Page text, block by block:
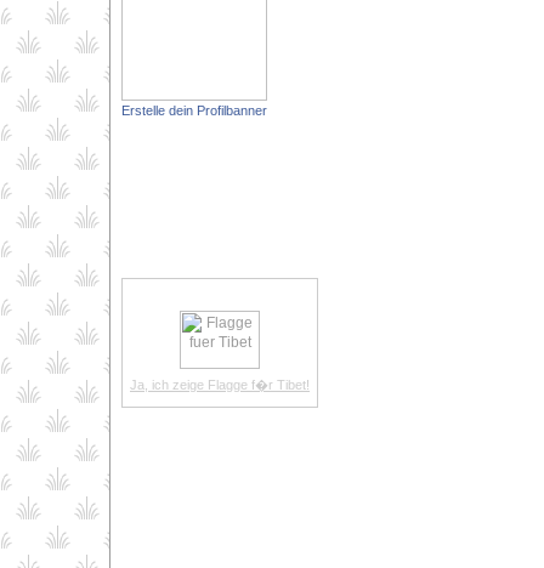
Erstelle dein Profilbanner
Ja, ich zeige Flagge f�r Tibet!